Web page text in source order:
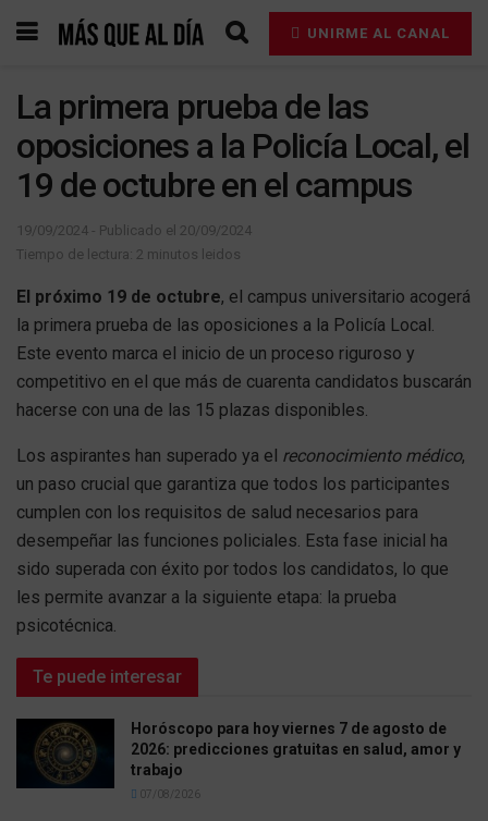
UNIRME AL CANAL
La primera prueba de las
oposiciones a la Policía Local, el
19 de octubre en el campus
19/09/2024 - Publicado el 20/09/2024
Tiempo de lectura: 2 minutos leidos
El próximo 19 de octubre, el campus universitario acogerá
la primera prueba de las oposiciones a la Policía Local.
Este evento marca el inicio de un proceso riguroso y
competitivo en el que más de cuarenta candidatos buscarán
hacerse con una de las 15 plazas disponibles.
Los aspirantes han superado ya el reconocimiento médico,
un paso crucial que garantiza que todos los participantes
cumplen con los requisitos de salud necesarios para
desempeñar las funciones policiales. Esta fase inicial ha
sido superada con éxito por todos los candidatos, lo que
les permite avanzar a la siguiente etapa: la prueba
psicotécnica.
Te puede interesar
Horóscopo para hoy viernes 7 de agosto de
2026: predicciones gratuitas en salud, amor y
trabajo
07/08/2026